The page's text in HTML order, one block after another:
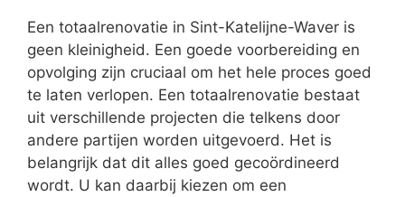
Een totaalrenovatie in Sint-Katelijne-Waver is
geen kleinigheid. Een goede voorbereiding en
opvolging zijn cruciaal om het hele proces goed
te laten verlopen. Een totaalrenovatie bestaat
uit verschillende projecten die telkens door
andere partijen worden uitgevoerd. Het is
belangrijk dat dit alles goed gecoördineerd
wordt. U kan daarbij kiezen om een